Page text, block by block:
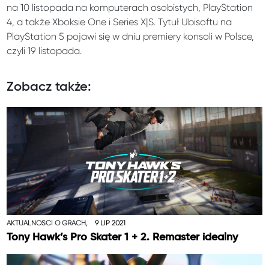
na 10 listopada na komputerach osobistych, PlayStation
4, a także Xboksie One i Series X|S. Tytuł Ubisoftu na
PlayStation 5 pojawi się w dniu premiery konsoli w Polsce,
czyli 19 listopada.
Zobacz także:
AKTUALNOŚCI O GRACH, 9 LIP 2021
Tony Hawk’s Pro Skater 1 + 2. Remaster idealny